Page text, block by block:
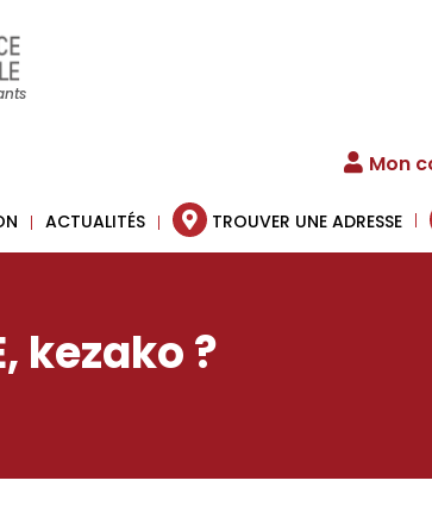
Mon
ACTUALITÉS TROUVER UNE ADRESSE
kezako ?